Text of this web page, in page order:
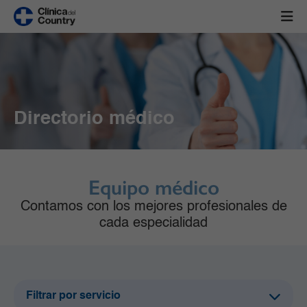
Directorio médico
Equipo médico
Contamos con los mejores profesionales de
cada especialidad
Filtrar por servicio